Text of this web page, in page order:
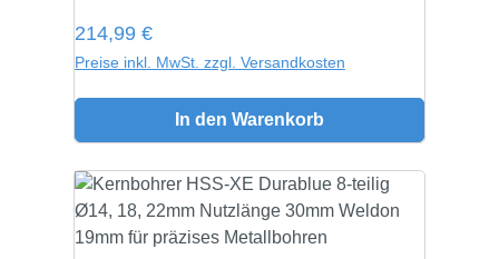
Regulärer Preis:
214,99 €
Preise inkl. MwSt. zzgl. Versandkosten
In den Warenkorb